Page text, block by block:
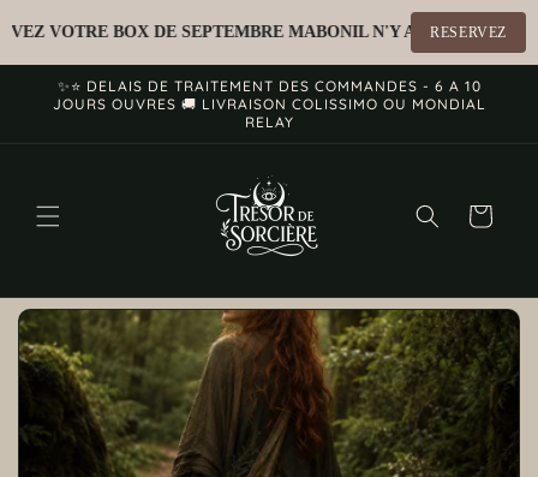
BOX DE SEPTEMBRE MABONIL N'Y A PAS DE BOX AU MOIS
RESERVEZ
passer
contenu
✨⭐ DELAIS DE TRAITEMENT DES COMMANDES - 6 A 10
JOURS OUVRES 🚚 LIVRAISON COLISSIMO OU MONDIAL
RELAY
Panier